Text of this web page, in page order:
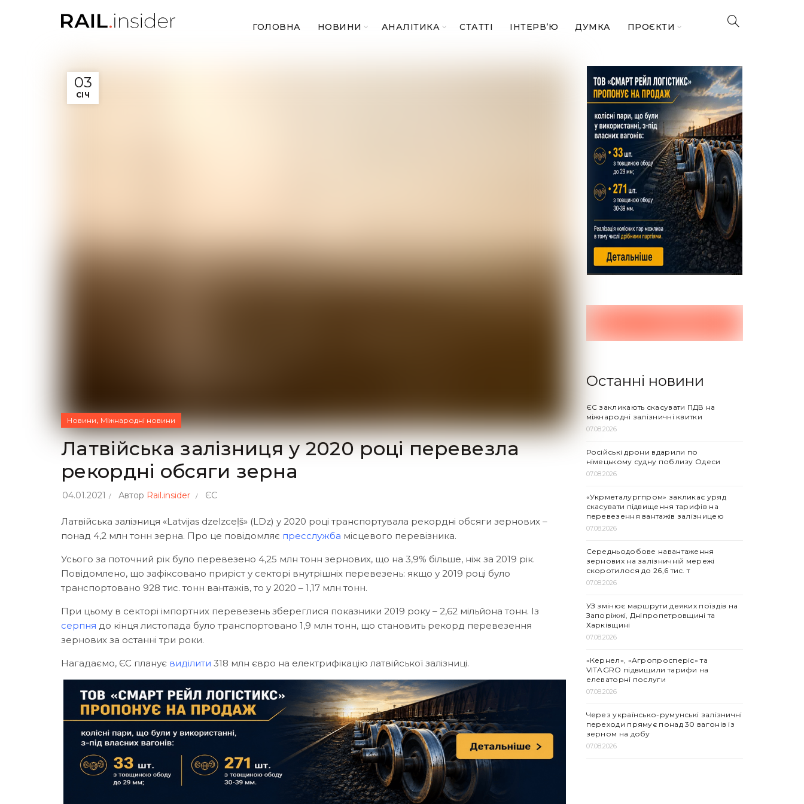
ГОЛОВНА НОВИНИ АНАЛІТИКА СТАТТІ ІНТЕРВ’Ю ДУМКА ПРОЄКТИ
03
СІЧ
Новини, Міжнародні новини
Латвійська залізниця у 2020 році перевезла
рекордні обсяги зерна
04.01.2021 Автор Rail.insider ЄС
Латвійська залізниця «Latvijas dzelzceļš» (LDz) у 2020 році транспортувала рекордні обсяги зернових –
понад 4,2 млн тонн зерна. Про це повідомляє пресслужба місцевого перевізника.
Усього за поточний рік було перевезено 4,25 млн тонн зернових, що на 3,9% більше, ніж за 2019 рік.
Повідомлено, що зафіксовано приріст у секторі внутрішніх перевезень: якщо у 2019 році було
транспортовано 928 тис. тонн вантажів, то у 2020 – 1,17 млн тонн.
При цьому в секторі імпортних перевезень збереглися показники 2019 року – 2,62 мільйона тонн. Із
серпня до кінця листопада було транспортовано 1,9 млн тонн, що становить рекорд перевезення
зернових за останні три роки.
Нагадаємо, ЄС планує виділити 318 млн євро на електрифікацію латвійської залізниці.
Останні новини
ЄС закликають скасувати ПДВ на
міжнародні залізничні квитки
07.08.2026
Російські дрони вдарили по
німецькому судну поблизу Одеси
07.08.2026
«Укрметалургпром» закликає уряд
скасувати підвищення тарифів на
перевезення вантажів залізницею
07.08.2026
Середньодобове навантаження
зернових на залізничній мережі
скоротилося до 26,6 тис. т
07.08.2026
УЗ змінює маршрути деяких поїздів на
Запоріжжі, Дніпропетровщині та
Харківщині
07.08.2026
«Кернел», «Агропросперіс» та
VITAGRO підвищили тарифи на
елеваторні послуги
07.08.2026
Через українсько-румунські залізничні
переходи прямує понад 30 вагонів із
зерном на добу
07.08.2026